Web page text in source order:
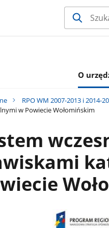
O
RPO WM 2007-2013 i 2014-
w Powiecie Wołomińskim